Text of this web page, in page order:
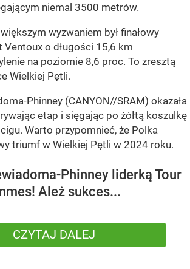
niemal 3500 metrów.
wyzwaniem był finałowy
o długości 15,6 km
na poziomie 8,6 proc. To zresztą
Wielkiej Pętli.
Phinney (CANYON//SRAM) okazała
etap i sięgając po żółtą koszulkę
Warto przypomnieć, że Polka
triumf w Wielkiej Pętli w 2024 roku.
Phinney liderką Tour
Ależ sukces...
CZYTAJ DALEJ